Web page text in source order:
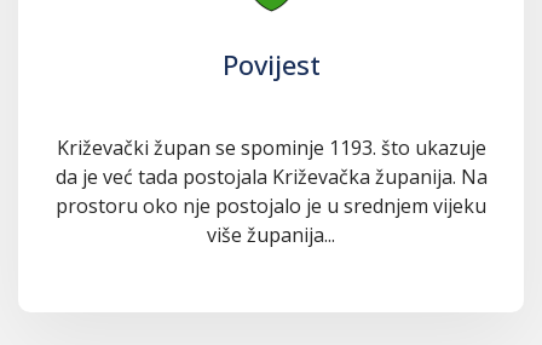
Povijest
Križevački župan se spominje 1193. što ukazuje
da je već tada postojala Križevačka županija. Na
prostoru oko nje postojalo je u srednjem vijeku
više županija...